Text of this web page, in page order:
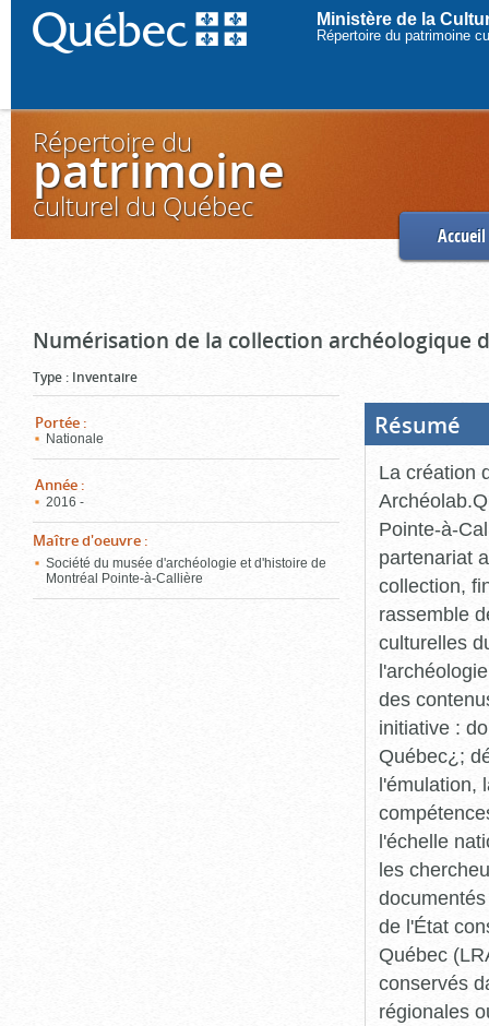
Ministère de la
Répertoire du patrimoine
Répertoire du
patrimoine
culturel du Québec
Accueil
Numérisation de la collection archéologique
Type : Inventaire
Portée :
Nationale
Année :
2016 -
Maître d'oeuvre :
Société du musée d'archéologie et d'histoire de
Montréal Pointe-à-Callière
Résumé
La création
Pointe-à-
partenariat
collection,
rassemble
culturelles
des
initiative :
Québec¿;
l'émulation,
l'échelle
les
de l'État
Québec
conservés
régionales